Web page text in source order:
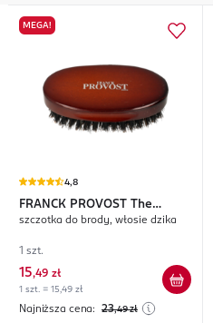
MEGA!
4,8
FRANCK PROVOST The
Barb'xpert
szczotka do brody, włosie dzika
1 szt.
15,49 zł
1 szt. = 15,49 zł
Najniższa cena: 23,49 zł